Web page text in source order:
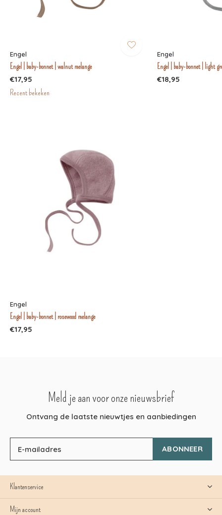
Engel
Engel | baby-bonnet | walnut melange
€17,95
Engel
Engel | baby-bonnet | light
€18,95
Recent bekeken
Engel
Engel | baby-bonnet | rosewood melange
€17,95
Meld je aan voor onze nieuwsbrief
Ontvang de laatste nieuwtjes en aanbiedingen
ABONNEER
Klantenservice
Mijn account